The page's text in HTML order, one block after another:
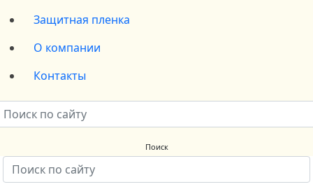
Защитная пленка
О компании
Контакты